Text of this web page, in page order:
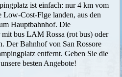
ist einfach: nur 4 km vom
Cost-Flge landen, aus den
Hauptbahnhof. Die
bus LAM Rossa (rot bus) oder
Der Bahnhof von San Rossore
entfernt. Geben Sie die
besten Angebote!